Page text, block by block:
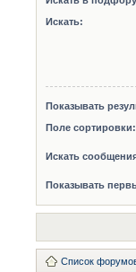
Искать:
Показывать
Поле сортировки:
Искать
Показывать
Список